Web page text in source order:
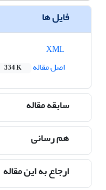
فایل ها
اصل مقاله
334 K
سابقه مقاله
هم رسانی
ارجاع به این مقاله